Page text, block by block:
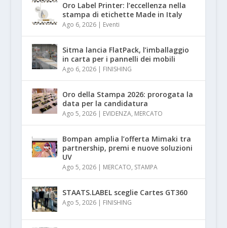
Oro Label Printer: l’eccellenza nella
stampa di etichette Made in Italy
Ago 6, 2026| Eventi
Sitma lancia FlatPack, l’imballaggio
in carta per i pannelli dei mobili
Ago 6, 2026| FINISHING
Oro della Stampa 2026: prorogata la
data per la candidatura
Ago 5, 2026| EVIDENZA, MERCATO
Bompan amplia l’offerta Mimaki tra
partnership, premi e nuove soluzioni
UV
Ago 5, 2026| MERCATO, STAMPA
STAATS.LABEL sceglie Cartes GT360
Ago 5, 2026| FINISHING